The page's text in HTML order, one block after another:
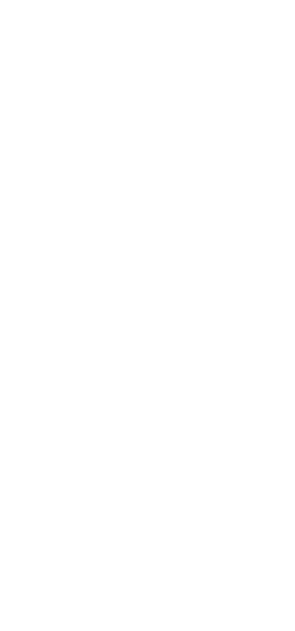
potatis grovt. Greppvänlig handtag i